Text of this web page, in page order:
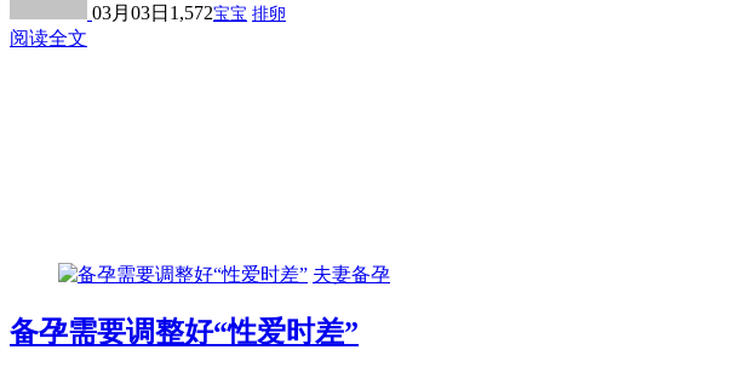
03月03日 1,572宝宝 排卵
阅读全文
夫妻备孕
备孕需要调整好“性爱时差”